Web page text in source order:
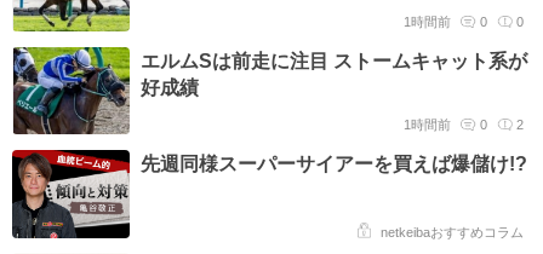
1時間前 0 0
エルムSは前走に注目 ストームキャット系が
好成績
1時間前 0 2
先週同様スーパーサイアーを買えば爆儲け!?
netkeibaおすすめコラム